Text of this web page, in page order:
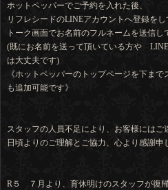
ホットペッパーでご予約を入れた後、
リフレシードのLINEアカウントへ登録をし
トーク画面でお名前のフルネームを送信し
(既にお名前を送って頂いている方や
は大丈夫です)
《ホットペッパーのトップページを下ま
も追加可能です》
スタッフの人員不足により、お客様にはご
日頃よりのご理解とご協力、心より感謝申
R５ ７月より、育休明けのスタッフが復帰